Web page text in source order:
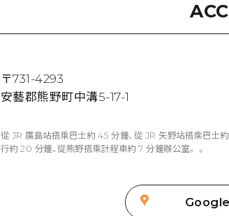
〒731-4293
安藝郡熊野町中溝5-17-1
從 JR 廣島站搭乘巴士約 45 分鐘、從 JR 矢野站搭乘巴士
行約 20 分鐘、從熊野搭乘計程車約 7 分鐘辦公室。 。